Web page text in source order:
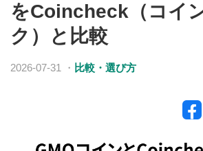
をCoincheck（コイ
ク）と比較
2026-07-31 ・ 比較・選び方